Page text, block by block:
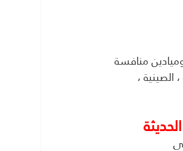
منافسة
الصينية ،